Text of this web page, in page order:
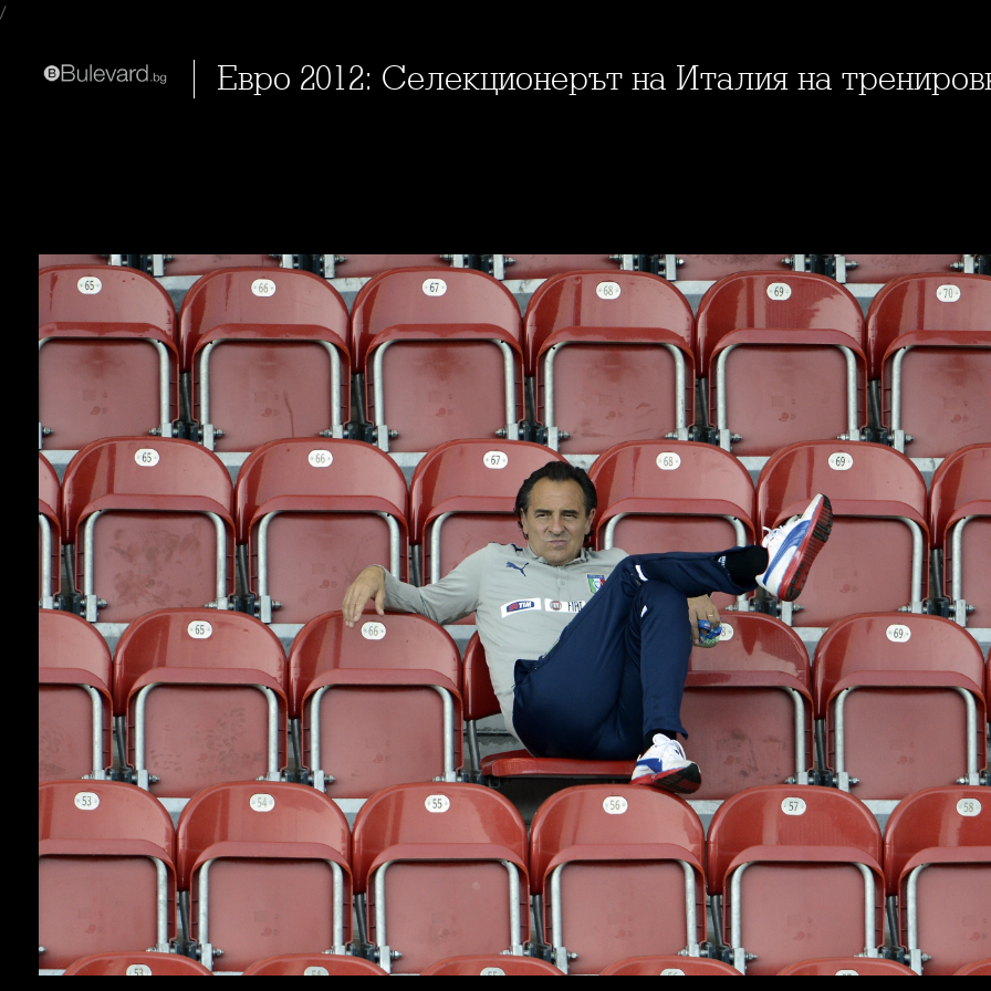
/
Евро 2012: Селекционерът на Италия на